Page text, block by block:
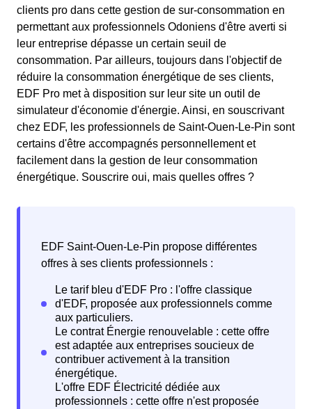
clients pro dans cette gestion de sur-consommation en
permettant aux professionnels Odoniens d'être averti si
leur entreprise dépasse un certain seuil de
consommation. Par ailleurs, toujours dans l'objectif de
réduire la consommation énergétique de ses clients,
EDF Pro met à disposition sur leur site un outil de
simulateur d'économie d'énergie. Ainsi, en souscrivant
chez EDF, les professionnels de Saint-Ouen-Le-Pin sont
certains d'être accompagnés personnellement et
facilement dans la gestion de leur consommation
énergétique. Souscrire oui, mais quelles offres ?
EDF Saint-Ouen-Le-Pin propose différentes
offres à ses clients professionnels :